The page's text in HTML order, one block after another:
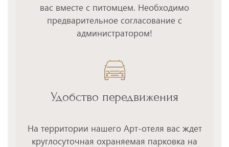
вас вместе с питомцем. Необходимо
предварительное согласование с
администратором!
Удобство передвижения
На территории нашего Арт-отеля вас ждет
круглосуточная охраняемая парковка на